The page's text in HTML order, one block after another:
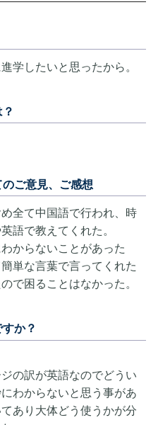
学したいと思ったから。
ご意見、ご感想
全て中国語で行われ、時
語で教えてくれた。
からないことがあった
単な言葉で言ってくれた
で困ることはなかった。
か？
の訳が英語なのでどうい
わからないと思う事があ
あり大体どう使うかが分